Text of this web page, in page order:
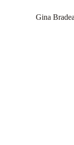
Gina Bradea